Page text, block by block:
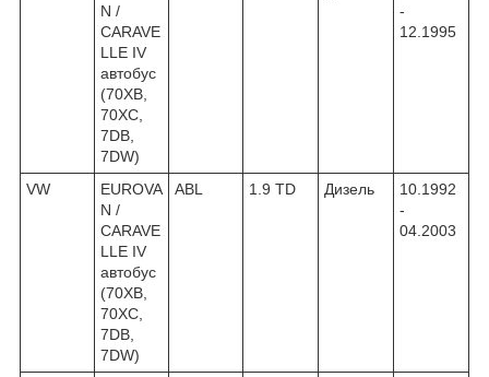
N /
CARAVE
LLE IV
автобус
(70XB,
70XC,
7DB,
7DW)
-
12.1995
VW
EUROVA
N /
CARAVE
LLE IV
автобус
(70XB,
70XC,
7DB,
7DW)
ABL 1.9 TD Дизель
10.1992
-
04.2003